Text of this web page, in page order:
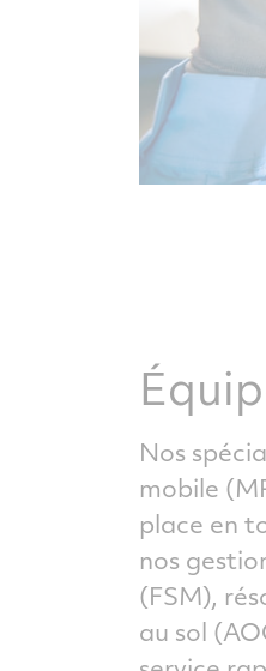
Nos
mobile
place en
nos
(FSM),
au sol